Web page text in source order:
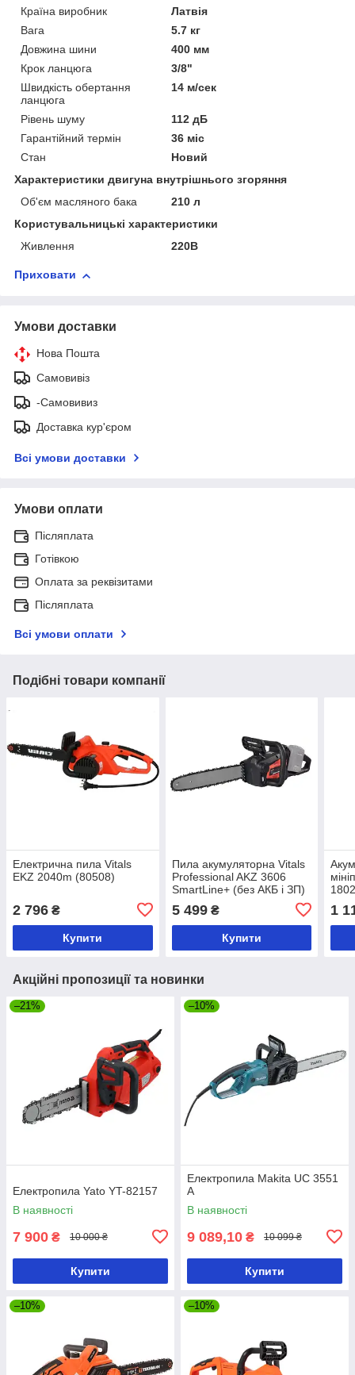
Країна виробник
Латвія
Вага
5.7 кг
Довжина шини
400 мм
Крок ланцюга
3/8"
Швидкість обертання
ланцюга
14 м/сек
Рівень шуму
112 дБ
Гарантійний термін
36 міс
Стан
Новий
Характеристики двигуна внутрішнього згоряння
Об'єм масляного бака
210 л
Користувальницькі характеристики
Живлення
220В
Приховати
Умови доставки
Нова Пошта
Самовивіз
-Самовивиз
Доставка кур'єром
Всі умови доставки
Умови оплати
Післяплата
Готівкою
Оплата за реквізитами
Післяплата
Всі умови оплати
Подібні товари компанії
Електрична пила Vitals
EKZ 2040m (80508)
2 796 ₴
Купити
Пила акумуляторна Vitals
Professional AKZ 3606
SmartLine+ (без АКБ і ЗП)
5 499₴
Купити
1
Акційні пропозиції та новинки
–21%
Електропила Yato YT-82157
В наявності
7 900 ₴ 10 000 ₴
Купити
–10%
Електропила Makita UC 3551
A
В наявності
9 089,10 ₴ 10 099 ₴
Купити
–10% –10%